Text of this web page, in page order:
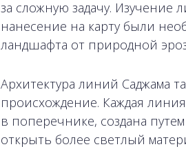
за сложную задачу. Изучение
нанесение на карту были
ландшафта от природной
Архитектура линий Саджама
происхождение. Каждая
в поперечнике, создана
открыть более светлый